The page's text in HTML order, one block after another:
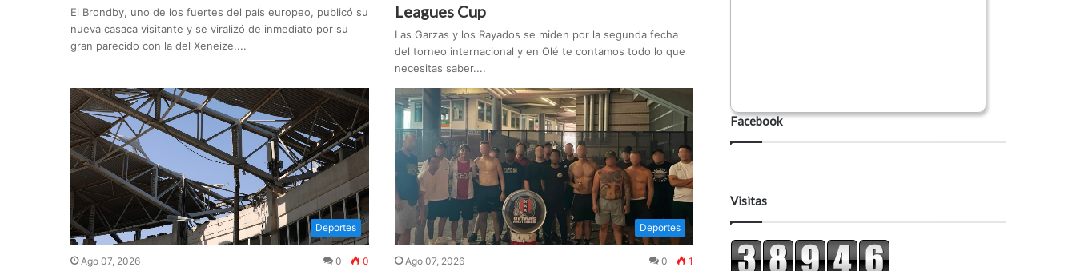
El Brondby, uno de los fuertes del país europeo, publicó su
nueva casaca visitante y se viralizó de inmediato por su
gran parecido con la del Xeneize....
Leagues Cup
Las Garzas y los Rayados se miden por la segunda fecha
del torneo internacional y en Olé te contamos todo lo que
necesitas saber....
Deportes
Ago 07, 2026 0 0
Deportes
Ago 07, 2026 0 1
Facebook
Visitas